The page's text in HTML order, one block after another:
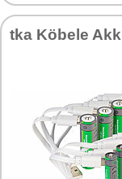
tka Kö­be­le